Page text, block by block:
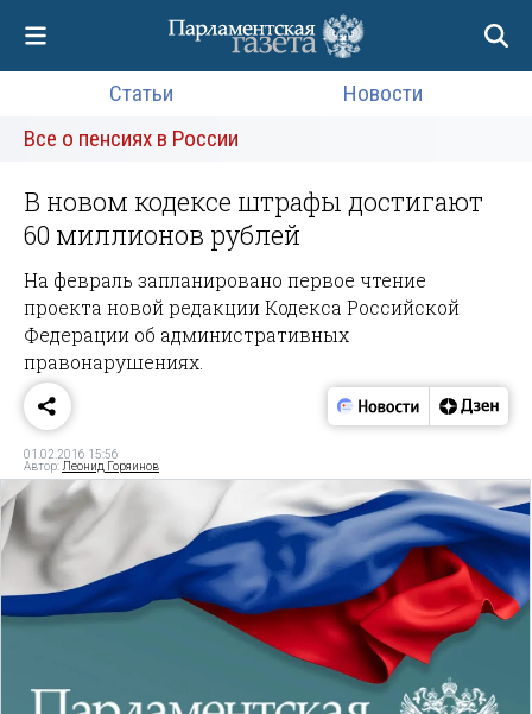
Статьи
Новости
Все о пенсиях в России
В новом кодексе штрафы достигают
60 миллионов рублей
На февраль запланировано первое чтение
проекта новой редакции Кодекса Российской
Федерации об административных
правонарушениях.
01.02.2016 15:56
Автор: Леонид Горяинов